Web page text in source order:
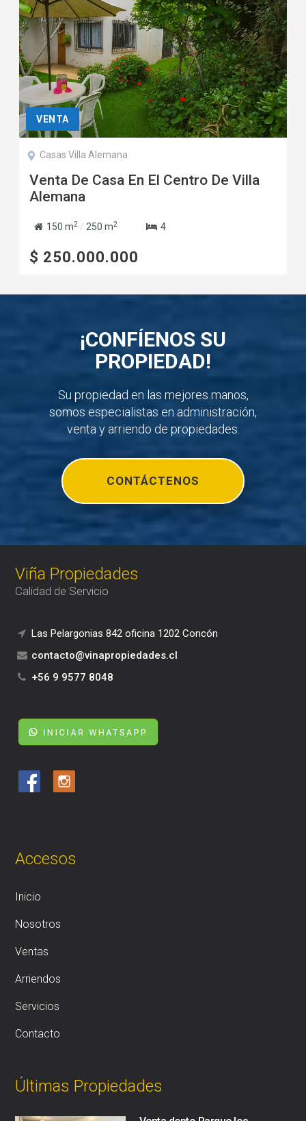
VENTA
Casas Villa Alemana
Venta De Casa En El Centro De Villa
Alemana
150 m2 / 250 m2 4
$ 250.000.000
¡CONFÍENOS SU
PROPIEDAD!
Su propiedad en las mejores manos,
somos especialistas en administración,
venta y arriendo de propiedades.
CONTÁCTENOS
Viña Propiedades
Calidad de Servicio
Las Pelargonias 842 oficina 1202 Concón
contacto@vinapropiedades.cl
+56 9 9577 8048
Accesos
Inicio
Nosotros
Ventas
Arriendos
Servicios
Contacto
Últimas Propiedades